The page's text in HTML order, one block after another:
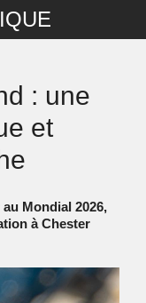
: une
et
Mondial 2026,
à Chester